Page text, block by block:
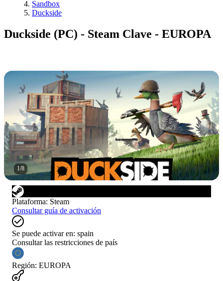
Sandbox
Duckside
Duckside (PC) - Steam Clave - EUROPA
1/8
Plataforma: Steam
Consultar guía de activación
Se puede activar en: spain
Consultar las restricciones de país
Región: EUROPA